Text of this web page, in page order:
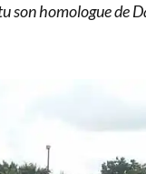
homologue de